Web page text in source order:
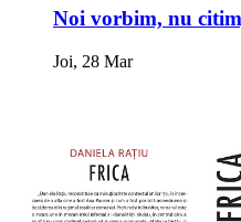
Noi vorbim, nu
Joi, 28 Mar